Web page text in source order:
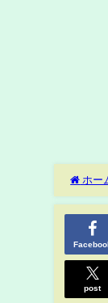
ホー
post